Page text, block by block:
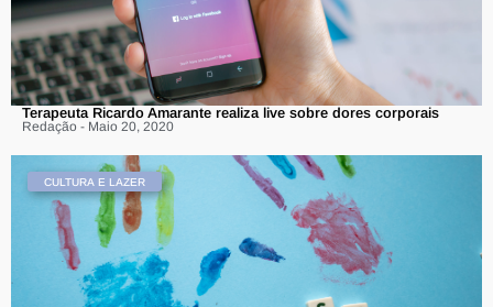
Terapeuta Ricardo Amarante realiza live sobre dores corporais
Redação - Maio 20, 2020
CULTURA E LAZER